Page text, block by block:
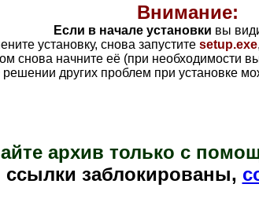
Внимание:
Если в начале установки вы
установку, снова запустите setup.exe
снова начните её (при необходимости
других проблем при установке
архив только с
ссылки заблокированы,